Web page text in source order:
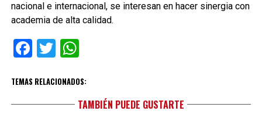
nacional e internacional, se interesan en hacer sinergia con
academia de alta calidad.
Facebook
TwitterWhatsApp
TEMAS RELACIONADOS:
TAMBIÉN PUEDE GUSTARTE